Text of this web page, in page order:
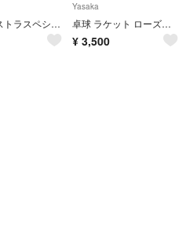
馬琳エキストラスペシャル 中国式 CHN
Yasaka
卓球 ラケット ローズグレイド
¥ 3,500